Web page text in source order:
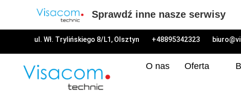
ul. Wł. Trylińskiego 8/L1, Olsztyn +48895342323
O nas Oferta
Sprawdź inne nasze serwisy